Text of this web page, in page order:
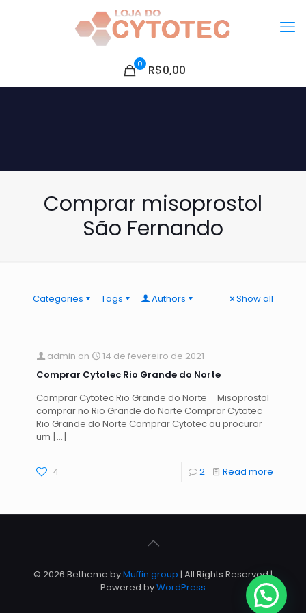
0 R$0,00
Comprar misoprostol
São Fernando
Categories Tags Authors Show all
admin on
14 de fevereiro de 2021
Comprar Cytotec Rio Grande do Norte
Comprar Cytotec Rio Grande do Norte Misoprostol
comprar no Rio Grande do Norte Comprar Cytotec
Rio Grande do Norte Comprar Cytotec ou procurar
um […]
4 2 Read more
© 2026 Betheme byMuffin group | All Rights Reserved |
Powered byWordPress